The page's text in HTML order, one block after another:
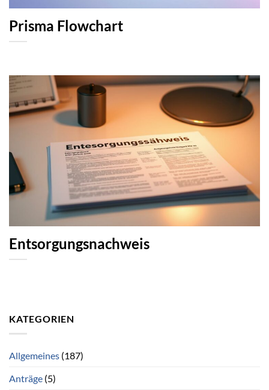
Prisma Flowchart
Entsorgungsnachweis
KATEGORIEN
Allgemeines (187)
Anträge (5)